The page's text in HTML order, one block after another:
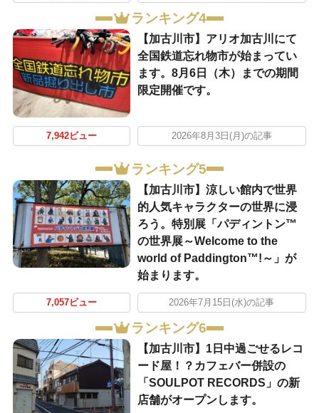
ランキング4
【加古川市】アリオ加古川にて
全国鉄道忘れ物市が始まってい
ます。8月6日（木）までの期間
限定開催です。
7,942ビュー 2026年8月3日(月)の記事
ランキング5
【加古川市】涼しい館内で世界
的人気キャラクターの世界に浸
ろう。特別展「パディントン™
の世界展～Welcome to the
world of Paddington™!～」が
始まります。
7,057ビュー 2026年7月15日(水)の記事
ランキング6
【加古川市】1日中過ごせるレコ
ード屋！？カフェバー併設の
「SOULPOT RECORDS」の新
店舗がオープンします。